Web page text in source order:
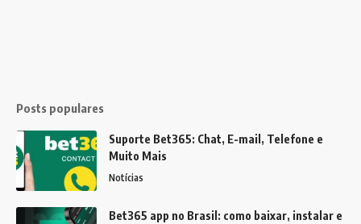
Posts populares
Suporte Bet365: Chat, E-mail, Telefone e
Muito Mais
Notícias
Bet365 app no Brasil: como baixar, instalar e